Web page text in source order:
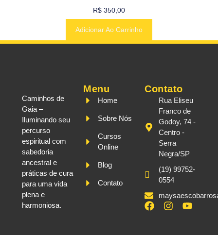
R$ 350,00
Adicionar Ao Carrinho
Caminhos de
Gaia –
Iluminando seu
percurso
espiritual com
sabedoria
ancestral e
práticas de cura
para uma vida
plena e
harmoniosa.
Menu
Home
Sobre Nós
Cursos
Online
Blog
Contato
Contato
Rua Eliseu
Franco de
Godoy, 74 -
Centro -
Serra
Negra/SP
(19) 99752-
0554